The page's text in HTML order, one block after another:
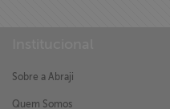
Sobre a Abraji
Quem Somos